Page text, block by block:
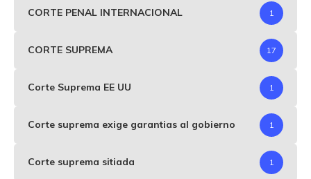
CORTE PENAL INTERNACIONAL 1
CORTE SUPREMA 17
Corte Suprema EE UU 1
Corte suprema exige garantias al gobierno 1
Corte suprema sitiada 1